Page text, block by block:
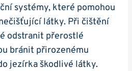
‌systémy, které pomohou
látky. Při čištění
odstranit přerostlé
​bránit přirozenému
jezírka⁤ škodlivé látky.